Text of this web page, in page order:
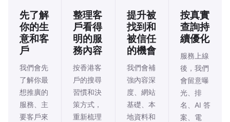
先了解
你的生
意和客
戶
我們會先
了解你最
想推廣的
服務、主
要客戶來
整理客
戶看得
明的服
務內容
按香港客
戶的搜尋
習慣和決
策方式，
重新梳理
提升被
找到和
被信任
的機會
我們會補
強內容深
度、網站
基礎、本
地資料和
按真實
查詢持
續優化
服務上線
後，我們
會留意曝
光、排
名、AI 答
案、電